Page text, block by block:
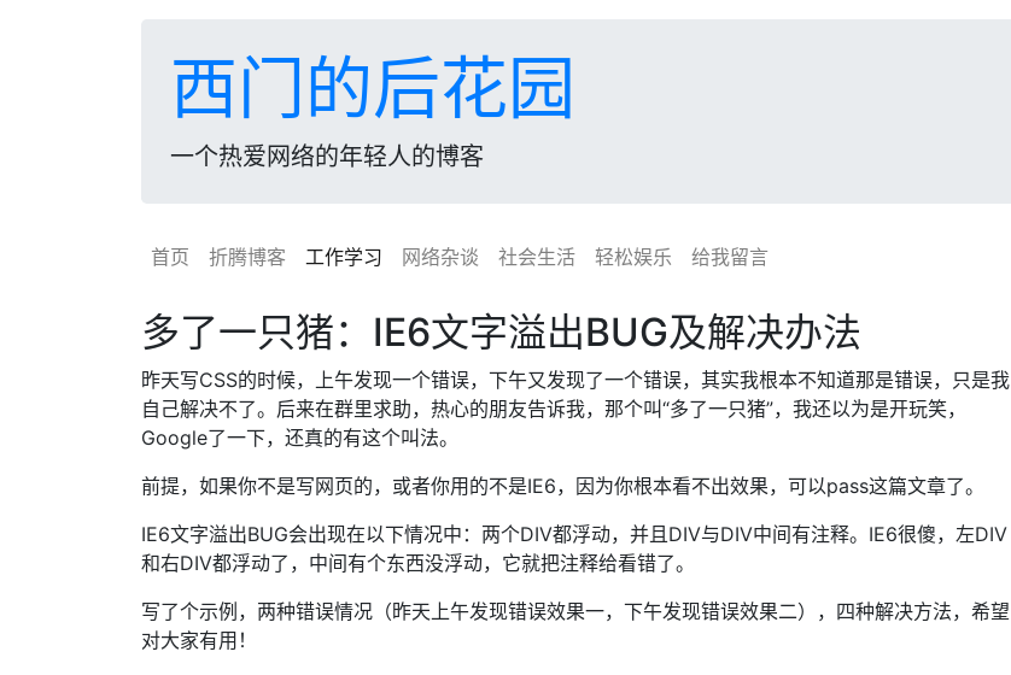
西门的后花园
一个热爱网络的年轻人的博客
首页 折腾博客 工作学习 网络杂谈 社会生活 轻松娱乐 给我留言
多了一只猪：IE6文字溢出BUG及解决办法
昨天写CSS的时候，上午发现一个错误，下午又发现了一个错误，其实我根本不知道那是错误，只是我
自己解决不了。后来在群里求助，热心的朋友告诉我，那个叫“多了一只猪”，我还以为是开玩笑，
Google了一下，还真的有这个叫法。
前提，如果你不是写网页的，或者你用的不是IE6，因为你根本看不出效果，可以pass这篇文章了。
IE6文字溢出BUG会出现在以下情况中：两个DIV都浮动，并且DIV与DIV中间有注释。IE6很傻，左DIV
和右DIV都浮动了，中间有个东西没浮动，它就把注释给看错了。
写了个示例，两种错误情况（昨天上午发现错误效果一，下午发现错误效果二），四种解决方法，希望
对大家有用！